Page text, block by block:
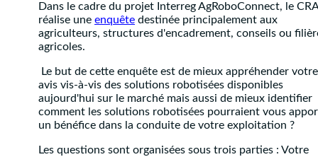
Dans le cadre du projet Interreg AgRoboConnect, le
réalise une enquête destinée principalement aux
agriculteurs, structures d'encadrement, conseils ou
agricoles.
Le but de cette enquête est de mieux appréhender votre
avis vis-à-vis des solutions robotisées disponibles
aujourd'hui sur le marché mais aussi de mieux identifier
comment les solutions robotisées pourraient vous
un bénéfice dans la conduite de votre exploitation ?
Les questions sont organisées sous trois parties : Votre